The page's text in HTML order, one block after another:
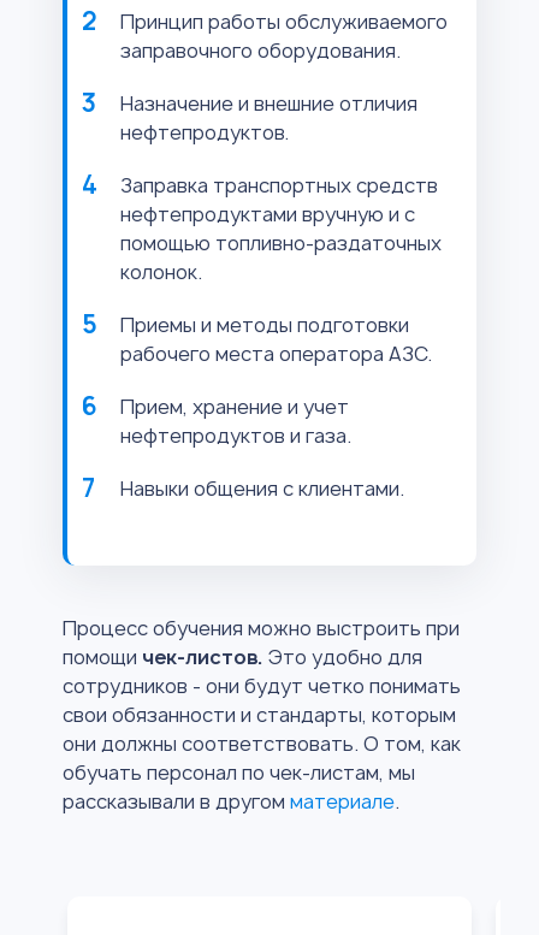
Принцип работы обслуживаемого
заправочного оборудования.
Назначение и внешние отличия
нефтепродуктов.
Заправка транспортных средств
нефтепродуктами вручную и с
помощью топливно-раздаточных
колонок.
Приемы и методы подготовки
рабочего места оператора АЗС.
Прием, хранение и учет
нефтепродуктов и газа.
Навыки общения с клиентами.
Процесс обучения можно выстроить при
помощи чек-листов. Это удобно для
сотрудников - они будут четко понимать
свои обязанности и стандарты, которым
они должны соответствовать. О том, как
обучать персонал по чек-листам, мы
рассказывали в другом материале.